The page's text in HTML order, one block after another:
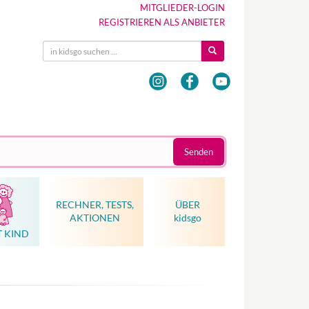
MITGLIEDER-LOGIN
REGISTRIEREN ALS ANBIETER
Senden
KIND
RECHNER, TESTS,
AKTIONEN
ÜBER
kidsgo